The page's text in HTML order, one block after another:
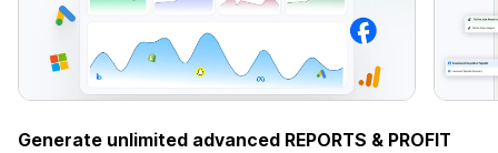
Generate unlimited advanced REPORTS & PROFIT